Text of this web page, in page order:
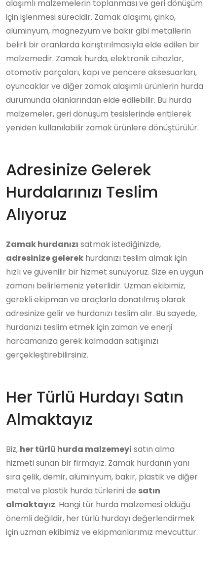
alaşımlı malzemelerin toplanması ve geri dönüşüm
için işlenmesi sürecidir. Zamak alaşımı, çinko,
alüminyum, magnezyum ve bakır gibi metallerin
belirli bir oranlarda karıştırılmasıyla elde edilen bir
malzemedir. Zamak hurda, elektronik cihazlar,
otomotiv parçaları, kapı ve pencere aksesuarları,
oyuncaklar ve diğer zamak alaşımlı ürünlerin hurda
durumunda olanlarından elde edilebilir. Bu hurda
malzemeler, geri dönüşüm tesislerinde eritilerek
yeniden kullanılabilir zamak ürünlere dönüştürülür.
Adresinize Gelerek
Hurdalarınızı Teslim
Alıyoruz
Zamak hurdanızı satmak istediğinizde,
adresinize gelerek hurdanızı teslim almak için
hızlı ve güvenilir bir hizmet sunuyoruz. Size en uygun
zamanı belirlemeniz yeterlidir. Uzman ekibimiz,
gerekli ekipman ve araçlarla donatılmış olarak
adresinize gelir ve hurdanızı teslim alır. Bu sayede,
hurdanızı teslim etmek için zaman ve enerji
harcamanıza gerek kalmadan satışınızı
gerçekleştirebilirsiniz.
Her Türlü Hurdayı Satın
Almaktayız
Biz, her türlü hurda malzemeyi satın alma
hizmeti sunan bir firmayız. Zamak hurdanın yanı
sıra çelik, demir, alüminyum, bakır, plastik ve diğer
metal ve plastik hurda türlerini de satın
almaktayız. Hangi tür hurda malzemesi olduğu
önemli değildir, her türlü hurdayı değerlendirmek
için uzman ekibimiz ve ekipmanlarımız mevcuttur.